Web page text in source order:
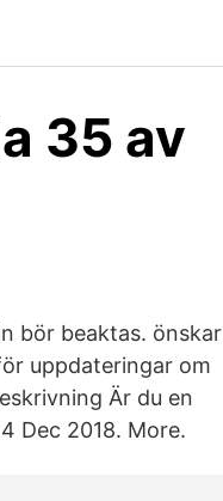
35 av
bör beaktas. önskar
uppdateringar om
Är du en
@cj_bernhardsson 4 Dec 2018. More.